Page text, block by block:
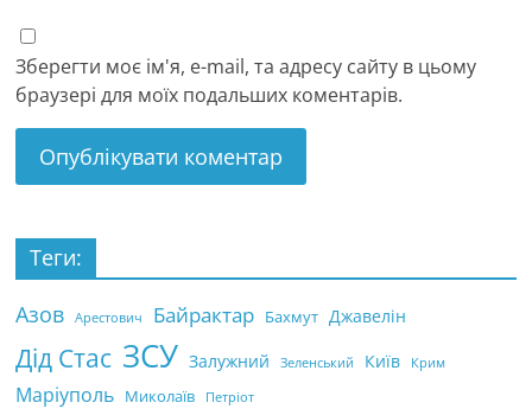
Зберегти моє ім'я, e-mail, та адресу сайту в цьому
браузері для моїх подальших коментарів.
Теги:
Азов
Арестович Байрактар Бахмут Джавелін
Дід Стас ЗСУ Залужний Зеленський Київ Крим
Маріуполь Миколаїв Петріот